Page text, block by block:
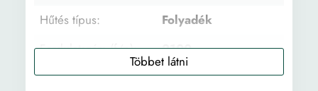
Hűtés típus:
Folyadék
Fordulatszám (f/p):
2100
Légáramlat (CFM):
62